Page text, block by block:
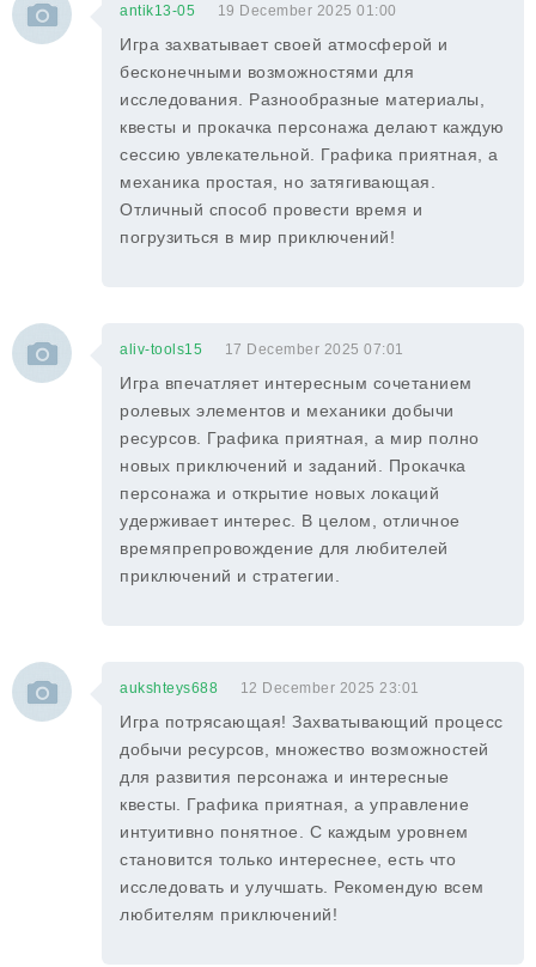
antik13-05 19 December 2025 01:00
Игра захватывает своей атмосферой и
бесконечными возможностями для
исследования. Разнообразные материалы,
квесты и прокачка персонажа делают каждую
сессию увлекательной. Графика приятная, а
механика простая, но затягивающая.
Отличный способ провести время и
погрузиться в мир приключений!
aliv-tools15 17 December 2025 07:01
Игра впечатляет интересным сочетанием
ролевых элементов и механики добычи
ресурсов. Графика приятная, а мир полно
новых приключений и заданий. Прокачка
персонажа и открытие новых локаций
удерживает интерес. В целом, отличное
времяпрепровождение для любителей
приключений и стратегии.
aukshteys688 12 December 2025 23:01
Игра потрясающая! Захватывающий процесс
добычи ресурсов, множество возможностей
для развития персонажа и интересные
квесты. Графика приятная, а управление
интуитивно понятное. С каждым уровнем
становится только интереснее, есть что
исследовать и улучшать. Рекомендую всем
любителям приключений!